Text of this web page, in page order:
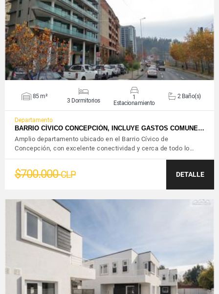
VER DETALLES
85 m²
3 Dormitorios
1
Estacionamiento
2 Baño(s)
Departamento
BARRIO CÍVICO CONCEPCIÓN, INCLUYE GASTOS COMUNE…
Amplio departamento ubicado en el Barrio Cívico de
Concepción, con excelente conectividad y cerca de todo lo…
$700.000CLP DETALLE
VER DETALLES